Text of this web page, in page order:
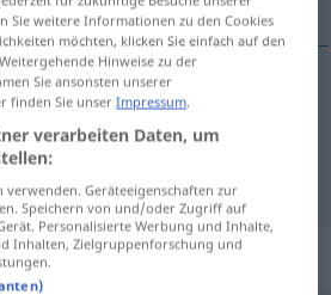
hereinbrechenNacht
) hereinbrechen
für "hereinbrechen"
Sie weitere Informationen zu den Cookies
möchten, klicken Sie einfach auf den
Hinweise zu der
Sie ansonsten unserer
finden Sie unserImpressum
verarbeiten Daten, um
verwenden. Geräteeigenschaften zur
Speichern von und/oder Zugriff auf
Personalisierte Werbung und Inhalte,
Inhalten, Zielgruppenforschung und